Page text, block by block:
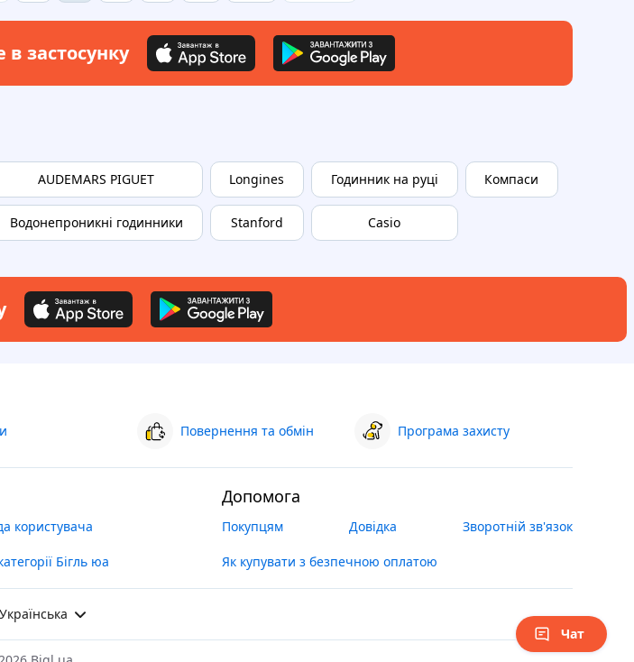
в застосунку
AUDEMARS PIGUET
Водонепроникні годинники
Longines
Stanford
Годинник на руці
Casio
Компаси
Повернення та обмін Програма захисту
користувача
Бігль юа
Допомога
Покупцям Довідка Зворотній зв'язок
Як купувати з безпечною оплатою
Українська
Чат